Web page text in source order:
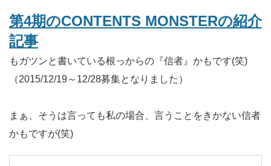
第4期のCONTENTS MONSTERの紹介
記事
もガツンと書いている根っからの『信者』かもです(笑)
（2015/12/19～12/28募集となりました）
まぁ、そうは言っても私の場合、言うことをきかない信者
かもですが(笑)